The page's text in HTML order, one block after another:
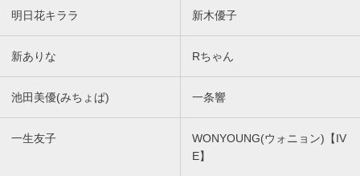
明日花キララ 新木優子
新ありな Rちゃん
池田美優(みちょぱ) 一条響
一生友子
WONYOUNG(ウォニョン)【IV
E】